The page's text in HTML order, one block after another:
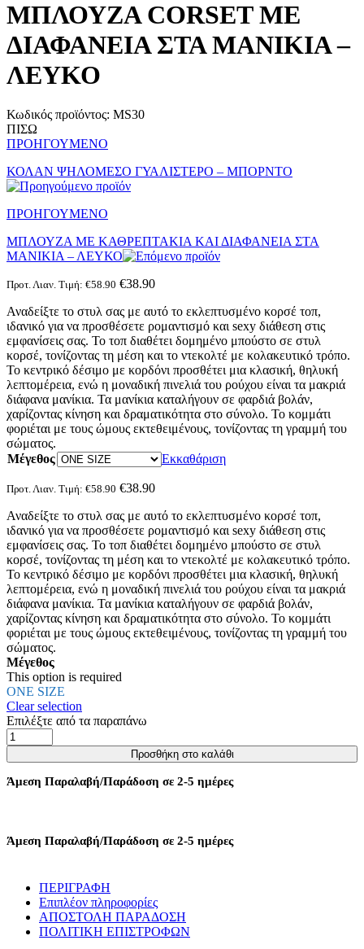
ΜΠΛΟΥΖΑ CORSET ΜΕ
ΔΙΑΦΑΝΕΙΑ ΣΤΑ ΜΑΝΙΚΙΑ –
ΛΕΥΚΟ
Κωδικός προϊόντος: MS30
ΠΙΣΩ
ΠΡΟΗΓΟΥΜΕΝΟ
ΚΟΛΑΝ ΨΗΛΟΜΕΣΟ ΓΥΑΛΙΣΤΕΡΟ – ΜΠΟΡΝΤΟ
ΠΡΟΗΓΟΥΜΕΝΟ
ΜΠΛΟΥΖΑ ΜΕ ΚΑΘΡΕΠΤΑΚΙΑ ΚΑΙ ΔΙΑΦΑΝΕΙΑ ΣΤΑ
ΜΑΝΙΚΙΑ – ΛΕΥΚΟ
Προτ. Λιαν. Τιμή: €58.90 €38.90
Αναδείξτε το στυλ σας με αυτό το εκλεπτυσμένο κορσέ τοπ,
ιδανικό για να προσθέσετε ρομαντισμό και sexy διάθεση στις
εμφανίσεις σας. Το τοπ διαθέτει δομημένο μπούστο σε στυλ
κορσέ, τονίζοντας τη μέση και το ντεκολτέ με κολακευτικό τρόπο.
Το κεντρικό δέσιμο με κορδόνι προσθέτει μια κλασική, θηλυκή
λεπτομέρεια, ενώ η μοναδική πινελιά του ρούχου είναι τα μακριά
διάφανα μανίκια. Τα μανίκια καταλήγουν σε φαρδιά βολάν,
χαρίζοντας κίνηση και δραματικότητα στο σύνολο. Το κομμάτι
φοριέται με τους ώμους εκτεθειμένους, τονίζοντας τη γραμμή του
σώματος.
Μέγεθος
Εκκαθάριση
Προτ. Λιαν. Τιμή: €58.90 €38.90
Αναδείξτε το στυλ σας με αυτό το εκλεπτυσμένο κορσέ τοπ,
ιδανικό για να προσθέσετε ρομαντισμό και sexy διάθεση στις
εμφανίσεις σας. Το τοπ διαθέτει δομημένο μπούστο σε στυλ
κορσέ, τονίζοντας τη μέση και το ντεκολτέ με κολακευτικό τρόπο.
Το κεντρικό δέσιμο με κορδόνι προσθέτει μια κλασική, θηλυκή
λεπτομέρεια, ενώ η μοναδική πινελιά του ρούχου είναι τα μακριά
διάφανα μανίκια. Τα μανίκια καταλήγουν σε φαρδιά βολάν,
χαρίζοντας κίνηση και δραματικότητα στο σύνολο. Το κομμάτι
φοριέται με τους ώμους εκτεθειμένους, τονίζοντας τη γραμμή του
σώματος.
Μέγεθος
This option is required
ONE SIZE
Clear selection
Επιλέξτε από τα παραπάνω
ΜΠΛΟΥΖΑ
CORSET
ΜΕ
ΔΙΑΦΑΝΕΙΑ
ΛΕΥΚΟ
ποσότητα
Προσθήκη στο καλάθι
Άμεση Παραλαβή/Παράδοση σε 2-5 ημέρες
Άμεση Παραλαβή/Παράδοση σε 2-5 ημέρες
ΠΕΡΙΓΡΑΦΗ
Επιπλέον πληροφορίες
ΑΠΟΣΤΟΛΗ ΠΑΡΑΔΟΣΗ
ΠΟΛΙΤΙΚΗ ΕΠΙΣΤΡΟΦΩΝ